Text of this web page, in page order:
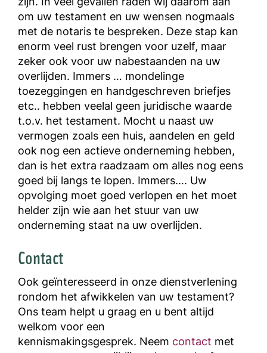
om uw testament en uw wensen nogmaals
met de notaris te bespreken. Deze stap kan
enorm veel rust brengen voor uzelf, maar
zeker ook voor uw nabestaanden na uw
overlijden. Immers … mondelinge
toezeggingen en handgeschreven briefjes
etc.. hebben veelal geen juridische waarde
t.o.v. het testament. Mocht u naast uw
vermogen zoals een huis, aandelen en geld
ook nog een actieve onderneming hebben,
dan is het extra raadzaam om alles nog eens
goed bij langs te lopen. Immers…. Uw
opvolging moet goed verlopen en het moet
helder zijn wie aan het stuur van uw
onderneming staat na uw overlijden.
Contact
Ook geïnteresseerd in onze dienstverlening
rondom het afwikkelen van uw testament?
Ons team helpt u graag en u bent altijd
welkom voor een
kennismakingsgesprek. Neem contact met